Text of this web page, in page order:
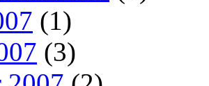
(1)
(3)